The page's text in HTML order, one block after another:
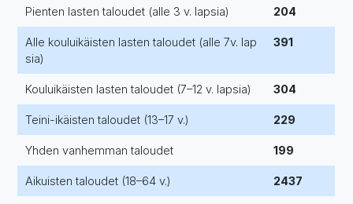
Pienten lasten taloudet (alle 3 v. lapsia) 204
Alle kouluikäisten lasten taloudet (alle 7v. lap
sia)
391
Kouluikäisten lasten taloudet (7–12 v. lapsia) 304
Teini-ikäisten taloudet (13–17 v.) 229
Yhden vanhemman taloudet 199
Aikuisten taloudet (18–64 v.) 2437